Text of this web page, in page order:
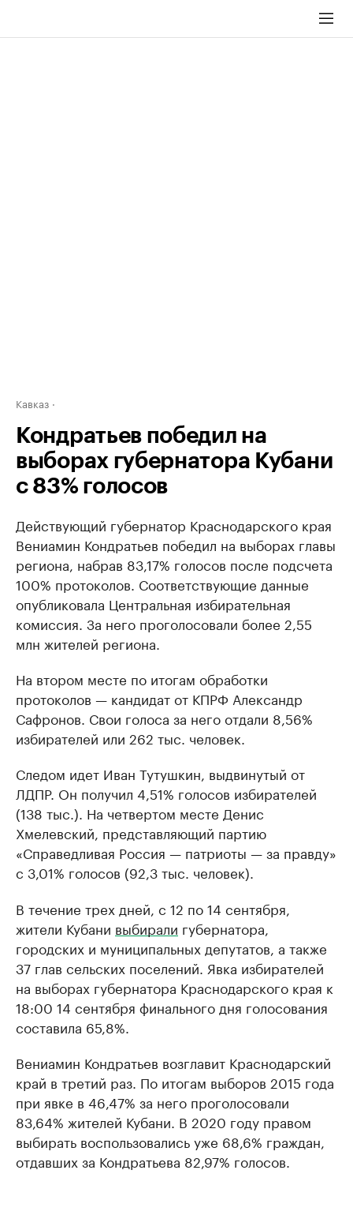
Кавказ
Кондратьев победил на
выборах губернатора Кубани
с 83% голосов
Действующий губернатор Краснодарского края
Вениамин Кондратьев победил на выборах главы
региона, набрав 83,17% голосов после подсчета
100% протоколов. Соответствующие данные
опубликовала Центральная избирательная
комиссия. За него проголосовали более 2,55
млн жителей региона.
На втором месте по итогам обработки
протоколов — кандидат от КПРФ Александр
Сафронов. Свои голоса за него отдали 8,56%
избирателей или 262 тыс. человек.
Следом идет Иван Тутушкин, выдвинутый от
ЛДПР. Он получил 4,51% голосов избирателей
(138 тыс.). На четвертом месте Денис
Хмелевский, представляющий партию
«Справедливая Россия — патриоты — за правду»
с 3,01% голосов (92,3 тыс. человек).
В течение трех дней, с 12 по 14 сентября,
жители Кубани выбирали губернатора,
городских и муниципальных депутатов, а также
37 глав сельских поселений. Явка избирателей
на выборах губернатора Краснодарского края к
18:00 14 сентября финального дня голосования
составила 65,8%.
Вениамин Кондратьев возглавит Краснодарский
край в третий раз. По итогам выборов 2015 года
при явке в 46,47% за него проголосовали
83,64% жителей Кубани. В 2020 году правом
выбирать воспользовались уже 68,6% граждан,
отдавших за Кондратьева 82,97% голосов.